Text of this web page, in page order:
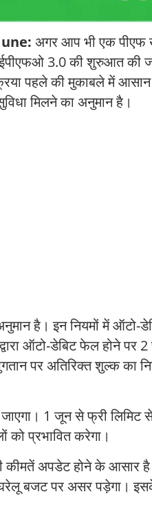
अगर आप भी एक पीएफ
ईपीएफओ 3.0 की शुरुआत की
पहले की मुकाबले में
मिलने का अनुमान है।
है। इन नियमों में ऑटो-
ऑटो-डेबिट फेल होने पर
पर अतिरिक्त शुल्क का
1 जून से फ्री लिमिट
को प्रभावित करेगा।
कीमतें अपडेट होने के
बजट पर असर पड़ेगा।